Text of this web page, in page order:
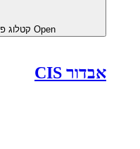
Open קטלוג פתרונות
אבדור CIS